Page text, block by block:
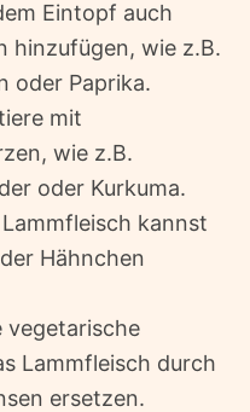
Eintopf auch
hinzufügen, wie z.B.
oder Paprika.
mit
wie z.B.
oder Kurkuma.
kannst
Hähnchen
vegetarische
Lammfleisch durch
ersetzen.